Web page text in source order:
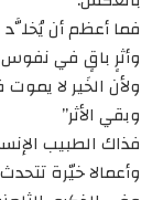
فما أعظم أن يُخلَّد
وأثرٍ باقٍ في
ولأن الخَير لا
وبقي الأثر”
فذاك الطبيب
وأعمالا خيّرة